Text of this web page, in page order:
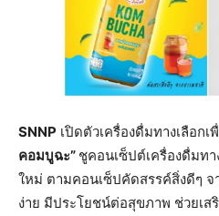
SNNP เปิดตัวเครื่องดื่มทางเลือก
คอมบูฉะ” ชูคอนเซ็ปต์เครื่องดื่มท
ใหม่ ตามคอนเซ็ปคัดสรรค์สิ่งดีๆ
ง่าย มีประโยชน์ต่อสุขภาพ ช่วยเส